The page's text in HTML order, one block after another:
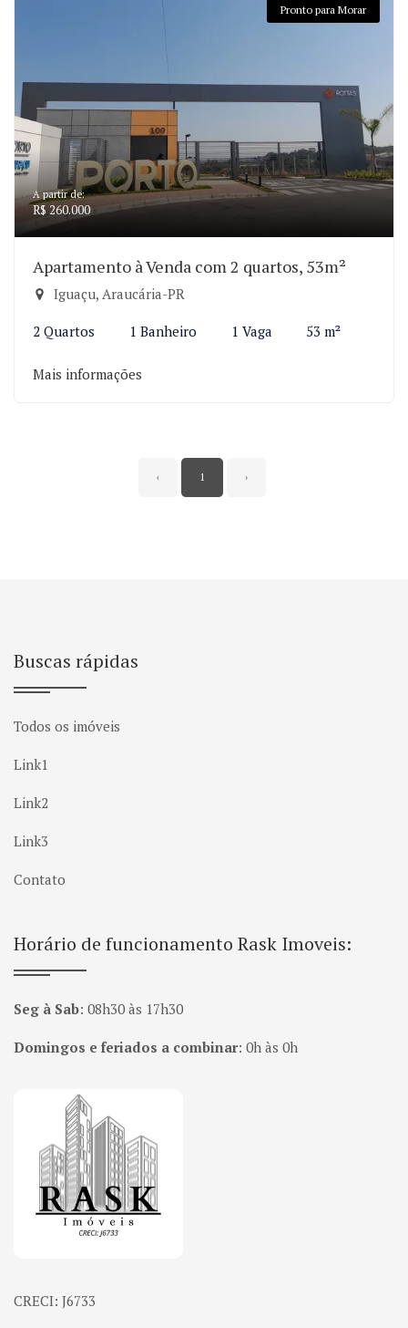
Pronto para Morar
A partir de:
R$ 260.000
Apartamento à Venda com 2 quartos, 53m²
Iguaçu, Araucária-PR
2 Quartos 1 Banheiro 1 Vaga 53 m²
Mais informações
‹ 1 ›
Buscas rápidas
Todos os imóveis
Link1
Link2
Link3
Contato
Horário de funcionamento Rask Imoveis:
Seg à Sab: 08h30 às 17h30
Domingos e feriados a combinar: 0h às 0h
Página inicial
CRECI: J6733